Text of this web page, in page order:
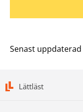
Senast uppdaterad
Lättläst